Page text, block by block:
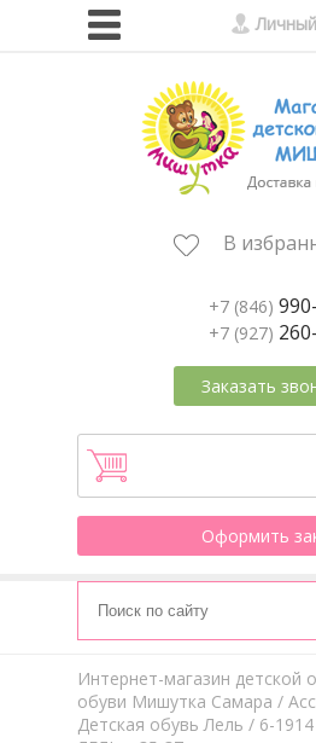
В
+7 (846)
+7 (927)
Заказать
Оформить
Интернет-магазин детской
обуви Мишутка Самара /
Детская обувь Лель / 6-